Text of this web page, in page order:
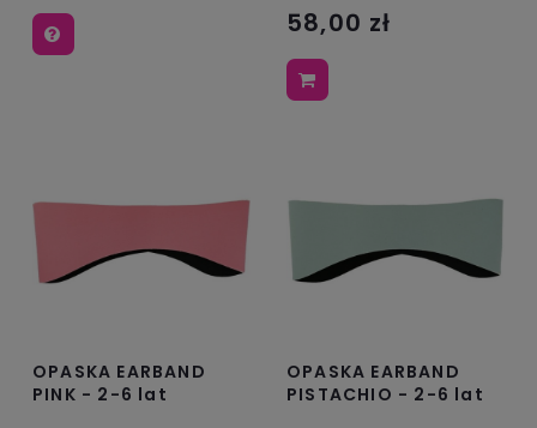
58,00 zł
OPASKA EARBAND
PINK - 2-6 lat
OPASKA EARBAND
PISTACHIO - 2-6 lat